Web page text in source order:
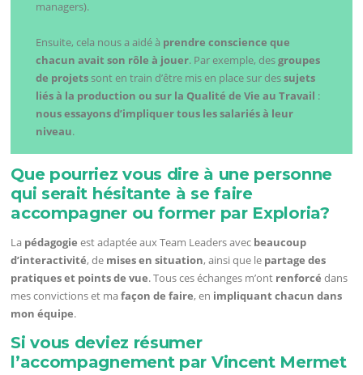
managers).
Ensuite, cela nous a aidé à prendre conscience que
chacun avait son rôle à jouer. Par exemple, desgroupes
de projetssont en train d’être mis en place sur dessujets
liés à la production ou sur la Qualité de Vie au Travail :
nous essayons d’impliquer tous les salariés à leur
niveau.
Que pourriez vous dire à une personne
qui serait hésitante à se faire
accompagner ou former par Exploria?
La pédagogie est adaptée aux Team Leaders avec beaucoup
d’interactivité, de mises en situation, ainsi que le partage des
pratiques et points de vue. Tous ces échanges m’ont renforcé dans
mes convictions et mafaçon de faire, en impliquant chacun dans
mon équipe.
Si vous deviez résumer
l’accompagnement par Vincent Mermet